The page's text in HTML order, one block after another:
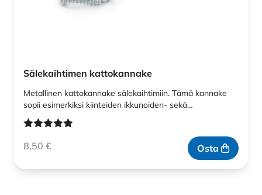
Sälekaihtimen kattokannake
Metallinen kattokannake sälekaihtimiin. Tämä kannake
sopii esimerkiksi kiinteiden ikkunoiden- sekä…
tuotteesta:
8,50 € Osta